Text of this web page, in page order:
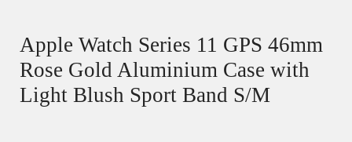
Apple Watch Series 11 GPS 46mm
Rose Gold Aluminium Case with
Light Blush Sport Band S/M